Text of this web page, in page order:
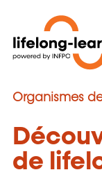
Á la une
Organismes
de